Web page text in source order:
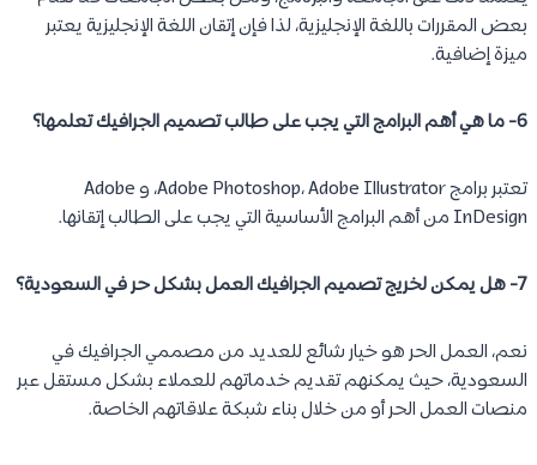
بعض المقررات باللغة الإنجليزية، لذا فإن إتقان اللغة الإنجليزية يعتبر
ميزة إضافية.
6- ما هي أهم البرامج التي يجب على طالب تصميم الجرافيك تعلمها؟
تعتبر برامج Adobe Photoshop، Adobe Illustrator، و Adobe
InDesign من أهم البرامج الأساسية التي يجب على الطالب إتقانها.
7- هل يمكن لخريج تصميم الجرافيك العمل بشكل حر في السعودية؟
نعم، العمل الحر هو خيار شائع للعديد من مصممي الجرافيك في
السعودية، حيث يمكنهم تقديم خدماتهم للعملاء بشكل مستقل عبر
منصات العمل الحر أو من خلال بناء شبكة علاقاتهم الخاصة.